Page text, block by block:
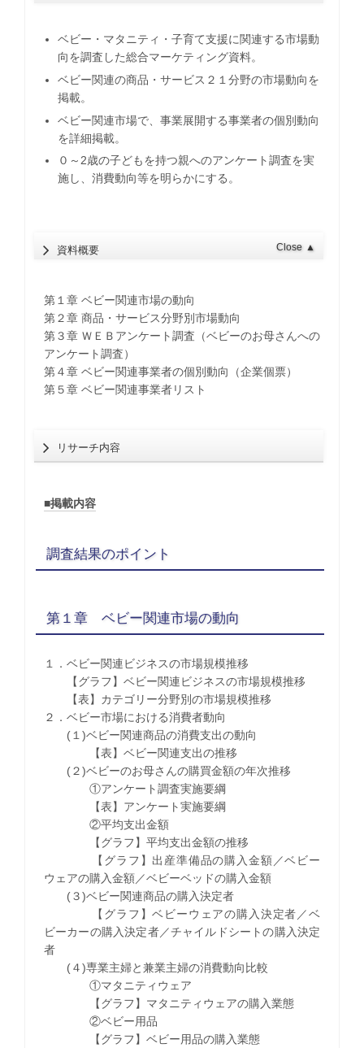
ベビー・マタニティ・子育て支援に関連する市場動
向を調査した総合マーケティング資料。
ベビー関連の商品・サービス２１分野の市場動向を
掲載。
ベビー関連市場で、事業展開する事業者の個別動向
を詳細掲載。
０～2歳の子どもを持つ親へのアンケート調査を実
施し、消費動向等を明らかにする。
資料概要 Close ▲
第１章 ベビー関連市場の動向
第２章 商品・サービス分野別市場動向
第３章 ＷＥＢアンケート調査（ベビーのお母さんへの
アンケート調査）
第４章 ベビー関連事業者の個別動向（企業個票）
第５章 ベビー関連事業者リスト
リサーチ内容
■掲載内容
調査結果のポイント
第１章 ベビー関連市場の動向
１．ベビー関連ビジネスの市場規模推移
【グラフ】ベビー関連ビジネスの市場規模推移
【表】カテゴリー分野別の市場規模推移
２．ベビー市場における消費者動向
(１)ベビー関連商品の消費支出の動向
【表】ベビー関連支出の推移
(２)ベビーのお母さんの購買金額の年次推移
①アンケート調査実施要綱
【表】アンケート実施要綱
②平均支出金額
【グラフ】平均支出金額の推移
【グラフ】出産準備品の購入金額／ベビー
ウェアの購入金額／ベビーベッドの購入金額
(３)ベビー関連商品の購入決定者
【グラフ】ベビーウェアの購入決定者／ベ
ビーカーの購入決定者／チャイルドシートの購入決定
者
(４)専業主婦と兼業主婦の消費動向比較
①マタニティウェア
【グラフ】マタニティウェアの購入業態
②ベビー用品
【グラフ】ベビー用品の購入業態